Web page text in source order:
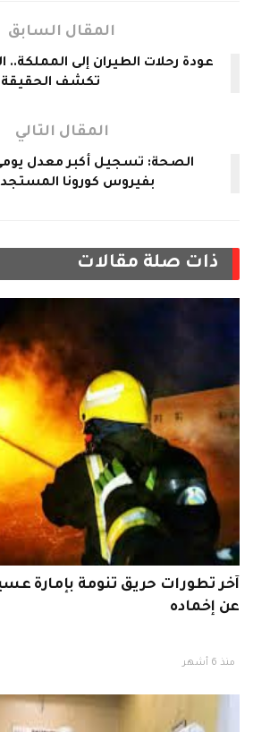
المقال السابق
عودة رحلات الطيران إلى
تكشف الحقيقة
المقال التالي
الصحة: تسجيل أكبر معدل
بفيروس كورونا
ذات صلة مقالات
آخر تطورات حريق تنومة بإمارة
عن إخماده
منذ 6 أشهر